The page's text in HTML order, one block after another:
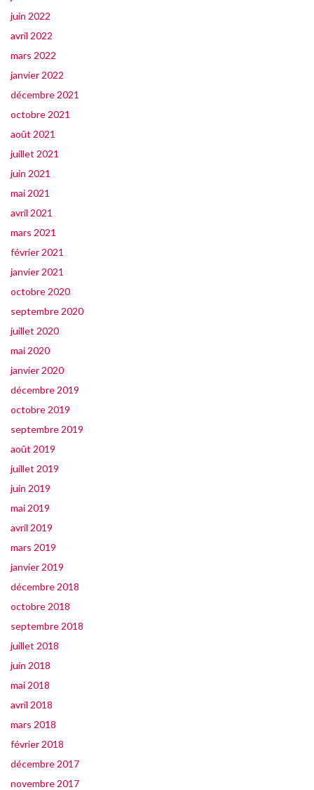
juin 2022
avril 2022
mars 2022
janvier 2022
décembre 2021
octobre 2021
août 2021
juillet 2021
juin 2021
mai 2021
avril 2021
mars 2021
février 2021
janvier 2021
octobre 2020
septembre 2020
juillet 2020
mai 2020
janvier 2020
décembre 2019
octobre 2019
septembre 2019
août 2019
juillet 2019
juin 2019
mai 2019
avril 2019
mars 2019
janvier 2019
décembre 2018
octobre 2018
septembre 2018
juillet 2018
juin 2018
mai 2018
avril 2018
mars 2018
février 2018
décembre 2017
novembre 2017